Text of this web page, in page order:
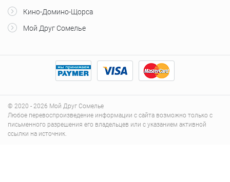
Кино-Домино-Щорса
Мой Друг Сомелье
© 2020 - 2026 Мой Друг Сомелье
Любое перевоспроизведение информации с сайта возможно только с
письменного разрешения его владельцев или с указанием активной
ссылки на источник.